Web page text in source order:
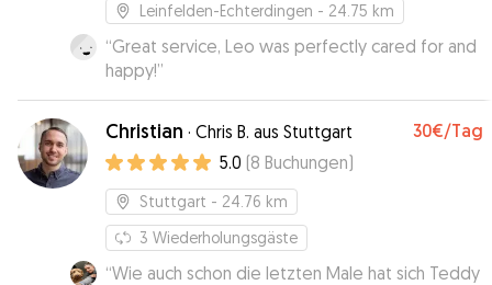
Leinfelden-Echterdingen - 24.75 km
“Great service, Leo was perfectly cared for and
happy!”
Christian · Chris B. aus Stuttgart 30€/Tag
5.0 (8 Buchungen)
Stuttgart - 24.76 km
3 Wiederholungsgäste
“Wie auch schon die letzten Male hat sich Teddy